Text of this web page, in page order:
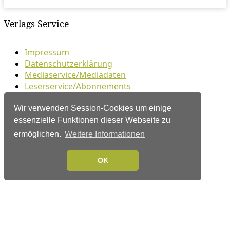
Wir verwenden Session-Cookies um einige
essenzielle Funktionen dieser Webseite zu
ermöglichen. Weitere Informationen
OK
Verlags-Service
Impressum
Datenschutzerklärung
Mediaservice/Mediadaten
Leserservice/Abonnements
Ihr ePaper-Abonnement
Folgen Sie uns